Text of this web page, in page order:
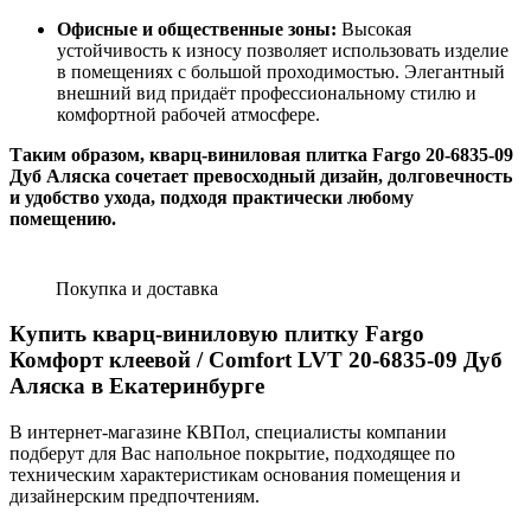
Офисные и общественные зоны: Высокая
устойчивость к износу позволяет использовать изделие
в помещениях с большой проходимостью. Элегантный
внешний вид придаёт профессиональному стилю и
комфортной рабочей атмосфере.
Таким образом, кварц-виниловая плитка Fargo 20-6835-09
Дуб Аляска сочетает превосходный дизайн, долговечность
и удобство ухода, подходя практически любому
помещению.
Покупка и доставка
Купить кварц-виниловую плитку Fargo
Комфорт клеевой / Comfort LVT 20-6835-09 Дуб
Аляска в Екатеринбурге
В интернет-магазине КВПол, специалисты компании
подберут для Вас напольное покрытие, подходящее по
техническим характеристикам основания помещения и
дизайнерским предпочтениям.